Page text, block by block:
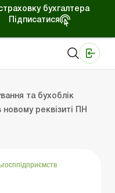
бухгалтера
Підписатися
та бухоблік
новому реквізиті ПН